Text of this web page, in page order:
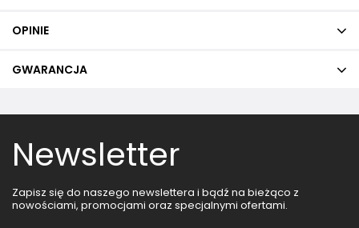
OPINIE
GWARANCJA
Newsletter
Zapisz się do naszego newslettera i bądź na bieżąco z
nowościami, promocjami oraz specjalnymi ofertami.